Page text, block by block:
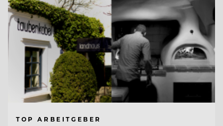
TOP ARBEITGEBER